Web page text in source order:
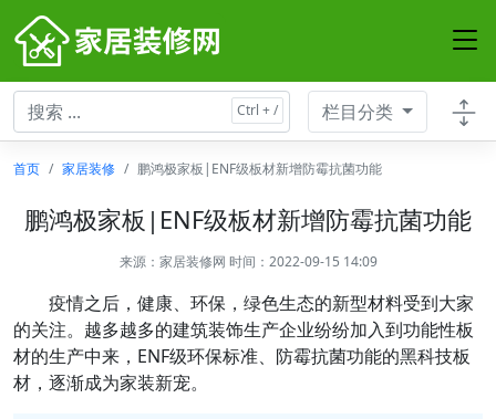
栏目分类
首页 家居装修 鹏鸿极家板|ENF级板材新增防霉抗菌功能
鹏鸿极家板|ENF级板材新增防霉抗菌功能
来源： 家居装修网 时间：2022-09-15 14:09
疫情之后，健康、环保，绿色生态的新型材料受到大家
的关注。越多越多的建筑装饰生产企业纷纷加入到功能性板
材的生产中来，ENF级环保标准、防霉抗菌功能的黑科技板
材，逐渐成为家装新宠。